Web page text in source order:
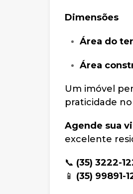
Dimensões
Área do
Área
Um imóvel
praticidade no
Agende sua
excelente
📞 (35) 3222-
📱 (35) 99891-